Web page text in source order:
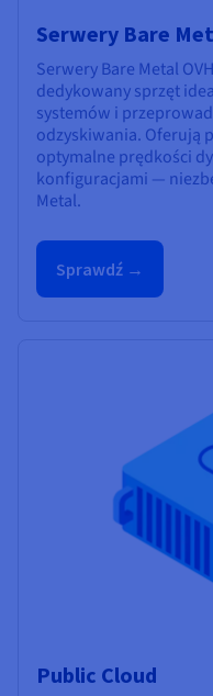
Serwery Bare
Serwery Bare Metal
dedykowany sprzęt
systemów i
odzyskiwania. Oferują
optymalne prędkości
konfiguracjami —
Metal.
Sprawdź →
Public Cloud